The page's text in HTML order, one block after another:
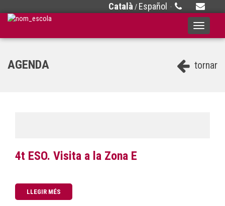
Català / Español ·
Toggle
tornar
AGENDA
4t ESO. Visita a la Zona E
LLEGIR MÉS